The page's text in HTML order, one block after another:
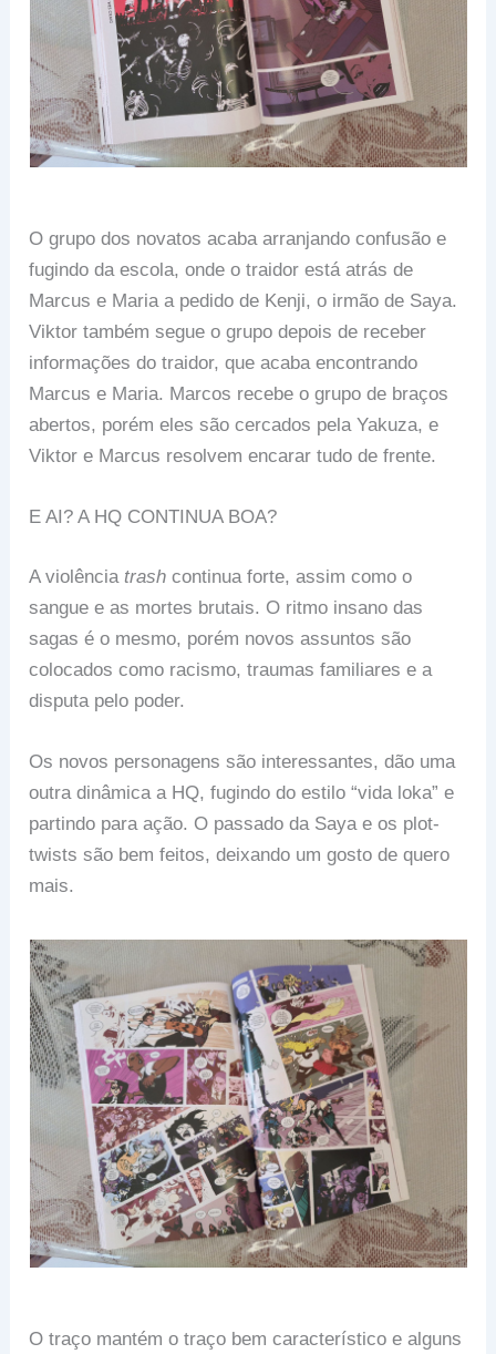
O grupo dos novatos acaba arranjando confusão e
fugindo da escola, onde o traidor está atrás de
Marcus e Maria a pedido de Kenji, o irmão de Saya.
Viktor também segue o grupo depois de receber
informações do traidor, que acaba encontrando
Marcus e Maria. Marcos recebe o grupo de braços
abertos, porém eles são cercados pela Yakuza, e
Viktor e Marcus resolvem encarar tudo de frente.
E AI? A HQ CONTINUA BOA?
A violênciatrash continua forte, assim como o
sangue e as mortes brutais. O ritmo insano das
sagas é o mesmo, porém novos assuntos são
colocados como racismo, traumas familiares e a
disputa pelo poder.
Os novos personagens são interessantes, dão uma
outra dinâmica a HQ, fugindo do estilo “vida loka” e
partindo para ação. O passado da Saya e os plot-
twists são bem feitos, deixando um gosto de quero
mais.
O traço mantém o traço bem característico e alguns